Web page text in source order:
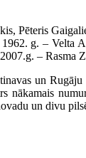
Pēteris
g. –
–
un
nākamais
un divu